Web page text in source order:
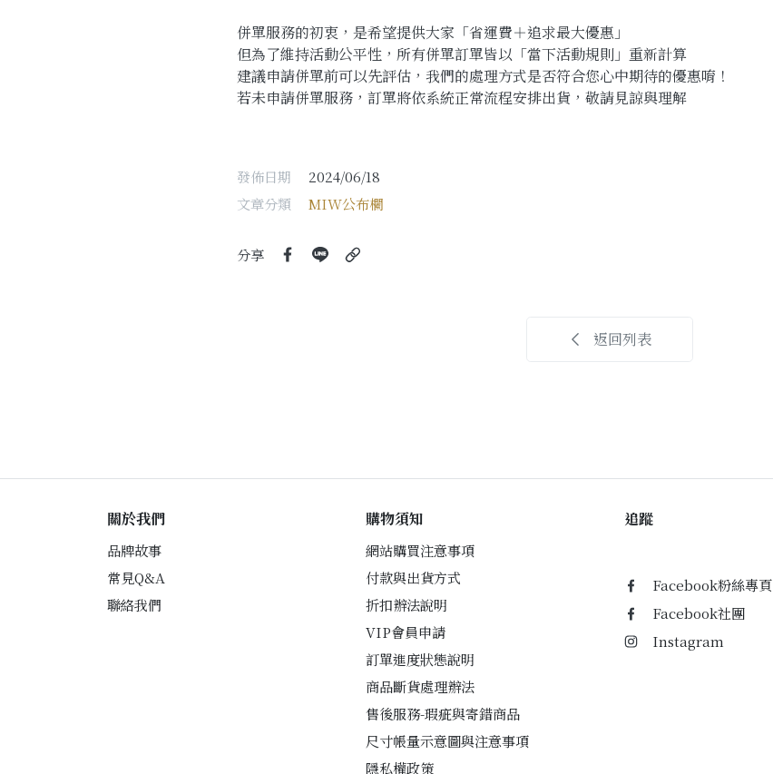
併單服務的初衷，是希望提供大家「省運費＋追求最大優惠」
但為了維持活動公平性，所有併單訂單皆以「當下活動規則」重新計算
建議申請併單前可以先評估，我們的處理方式是否符合您心中期待的優惠唷！
若未申請併單服務，訂單將依系統正常流程安排出貨，敬請見諒與理解
發佈日期
2024/06/18
文章分類
MIW公布欄
分享
返回列表
關於我們
品牌故事
常見Q&A
聯絡我們
購物須知
網站購買注意事項
付款與出貨方式
折扣辦法說明
VIP會員申請
訂單進度狀態說明
商品斷貨處理辦法
售後服務-瑕疵與寄錯商品
尺寸帳量示意圖與注意事項
隱私權政策
追蹤
Facebook粉絲專頁
Facebook社團
Instagram